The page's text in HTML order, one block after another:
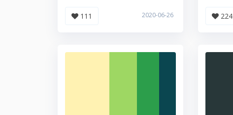
111 2020-06-26 224